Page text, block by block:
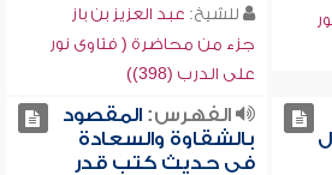
للشيخ: عبد العزيز بن باز
جزء من محاضرة ( فتاوى نور
على الدرب (398))
الفهرس:المقصود
بالشقاوة والسعادة
في حديث كتب قدر